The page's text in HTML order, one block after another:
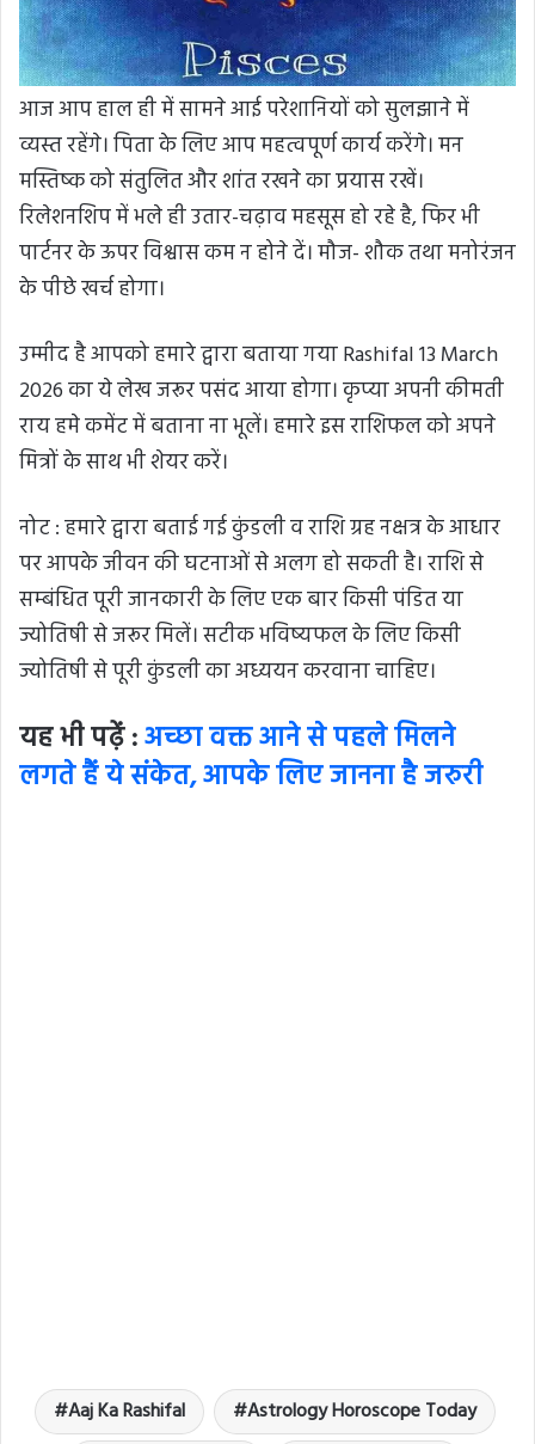
आज आप हाल ही में सामने आई परेशानियों को सुलझाने में
व्यस्त रहेंगे। पिता के लिए आप महत्वपूर्ण कार्य करेंगे। मन
मस्तिष्क को संतुलित और शांत रखने का प्रयास रखें।
रिलेशनशिप में भले ही उतार-चढ़ाव महसूस हो रहे है, फिर भी
पार्टनर के ऊपर विश्वास कम न होने दें। मौज- शौक तथा मनोरंजन
के पीछे खर्च होगा।
उम्मीद है आपको हमारे द्वारा बताया गया Rashifal 13 March
2026 का ये लेख जरूर पसंद आया होगा। कृप्या अपनी कीमती
राय हमे कमेंट में बताना ना भूलें। हमारे इस राशिफल को अपने
मित्रों के साथ भी शेयर करें।
नोट : हमारे द्वारा बताई गई कुंडली व राशि ग्रह नक्षत्र के आधार
पर आपके जीवन की घटनाओं से अलग हो सकती है। राशि से
सम्बंधित पूरी जानकारी के लिए एक बार किसी पंडित या
ज्योतिषी से जरूर मिलें। सटीक भविष्यफल के लिए किसी
ज्योतिषी से पूरी कुंडली का अध्ययन करवाना चाहिए।
यह भी पढ़ें :अच्छा वक्त आने से पहले मिलने
लगते हैं ये संकेत, आपके लिए जानना है जरुरी
Aaj Ka Rashifal
Astrology Horoscope Today